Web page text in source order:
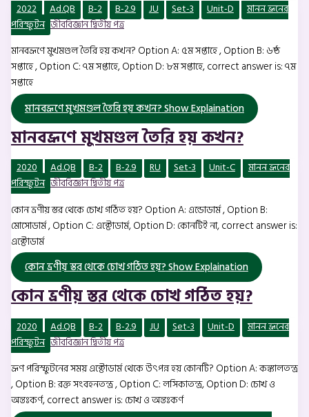
2022 Ad.QB B-2 B-2.9 JU Set-3 Unit-D
মানন ভ্রূনের
পরিস্ফুটন জীববিজ্ঞান দ্বিতীয় পত্র
মানবভ্রূণে মুখমণ্ডল তৈরি হয় কখন? Option A: ৫ম সপ্তাহে , Option B: ৬ষ্ঠ
সপ্তাহে , Option C: ৭ম সপ্তাহে, Option D: ৮ম সপ্তাহে, correct answer is: ৭ম
সপ্তাহে
মানবভ্রূণে মুখমণ্ডল তৈরি হয় কখন?Show Explaination
মানবভ্রূণে মুখমণ্ডল তৈরি হয় কখন?
2020 Ad.QB B-2 B-2.9 RU Set-3 Unit-C
মানন ভ্রূনের
পরিস্ফুটন জীববিজ্ঞান দ্বিতীয় পত্র
কোন ভ্রণীয় স্তর থেকে চোখ গঠিত হয়? Option A: এন্ডােডার্ম , Option B:
মােসােডার্ম , Option C: এক্টোডার্ম, Option D: কোনটিই না, correct answer is:
এক্টোডার্ম
কোন ভ্রণীয় স্তর থেকে চোখ গঠিত হয়?Show Explaination
কোন ভ্রণীয় স্তর থেকে চোখ গঠিত হয়?
2020 Ad.QB B-2 B-2.9 JU Set-3 Unit-D
মানন ভ্রূনের
পরিস্ফুটন জীববিজ্ঞান দ্বিতীয় পত্র
ভ্রূণ পরিস্ফুটনের সময় এক্টোডার্ম থেকে উৎপন্ন হয় কোনটি? Option A: কঙ্কালতন্ত্র
, Option B: রক্ত সংবহনতন্ত্র , Option C: লসিকাতন্ত্র, Option D: চোখ ও
অন্তঃকর্ণ, correct answer is: চোখ ও অন্তঃকর্ণ